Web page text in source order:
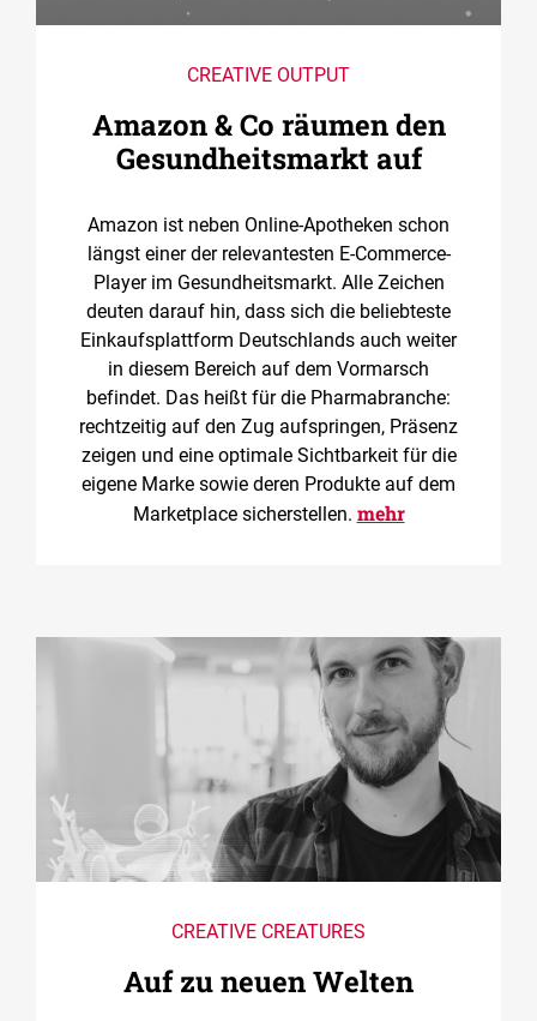
CREATIVE OUTPUT
Amazon & Co räumen den
Gesundheitsmarkt auf
Amazon ist neben Online-Apotheken schon
längst einer der relevantesten E-Commerce-
Player im Gesundheitsmarkt. Alle Zeichen
deuten darauf hin, dass sich die beliebteste
Einkaufsplattform Deutschlands auch weiter
in diesem Bereich auf dem Vormarsch
befindet. Das heißt für die Pharmabranche:
rechtzeitig auf den Zug aufspringen, Präsenz
zeigen und eine optimale Sichtbarkeit für die
eigene Marke sowie deren Produkte auf dem
Marketplace sicherstellen. mehr
CREATIVE CREATURES
Auf zu neuen Welten